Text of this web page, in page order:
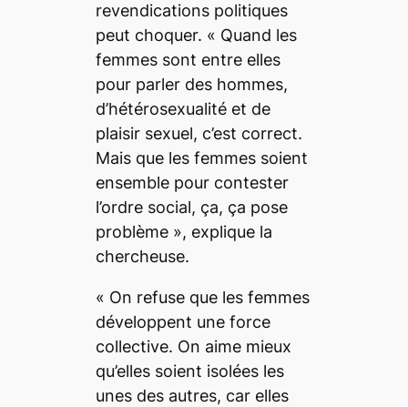
revendications politiques
peut choquer. « Quand les
femmes sont entre elles
pour parler des hommes,
d’hétérosexualité et de
plaisir sexuel, c’est correct.
Mais que les femmes soient
ensemble pour contester
l’ordre social, ça, ça pose
problème», explique la
chercheuse.
« On refuse que les femmes
développent une force
collective. On aime mieux
qu’elles soient isolées les
unes des autres, car elles